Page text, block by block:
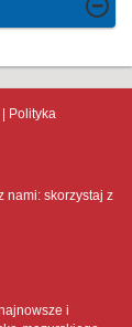
Polityka
nami: skorzystaj z
i